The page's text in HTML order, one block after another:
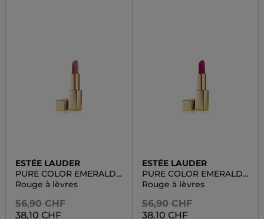
ESTÉE LAUDER
PURE COLOR EMERALD
CREME
Rouge à lèvres
56,90 CHF
38,10 CHF
ESTÉE LAUDER
PURE COLOR EMERALD
MATTE
Rouge à lèvres
56,90 CHF
38,10 CHF